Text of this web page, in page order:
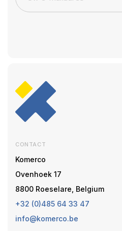
CONTACT
Komerco
Ovenhoek 17
8800 Roeselare, Belgium
+32 (0)485 64 33 47
info@komerco.be